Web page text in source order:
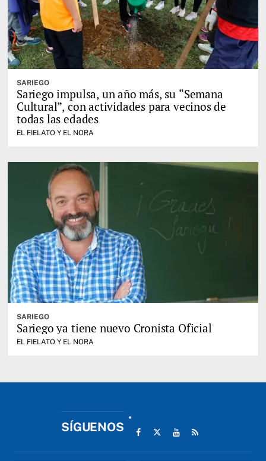
SARIEGO
Sariego impulsa, un año más, su “Semana
Cultural”, con actividades para vecinos de
todas las edades
EL FIELATO Y EL NORA
SARIEGO
Sariego ya tiene nuevo Cronista Oficial
EL FIELATO Y EL NORA
SÍGUENOS